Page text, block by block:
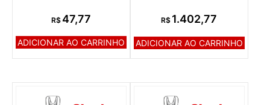
R$ 47,77
ADICIONAR AO CARRINHO
R$ 1.402,77
ADICIONAR AO CARRINHO